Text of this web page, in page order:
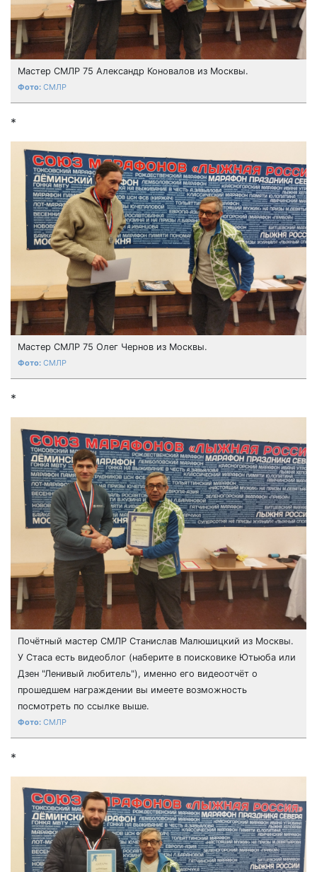
Мастер СМЛР 75 Александр Коновалов из Москвы.
СМЛР
*
Мастер СМЛР 75 Олег Чернов из Москвы.
СМЛР
*
Почётный мастер СМЛР Станислав Малюшицкий из Москвы.
У Стаса есть видеоблог (наберите в поисковике Ютьюба или
Дзен "Ленивый любитель"), именно его видеоотчёт о
прошедшем награждении вы имеете возможность
посмотреть по ссылке выше.
СМЛР
*